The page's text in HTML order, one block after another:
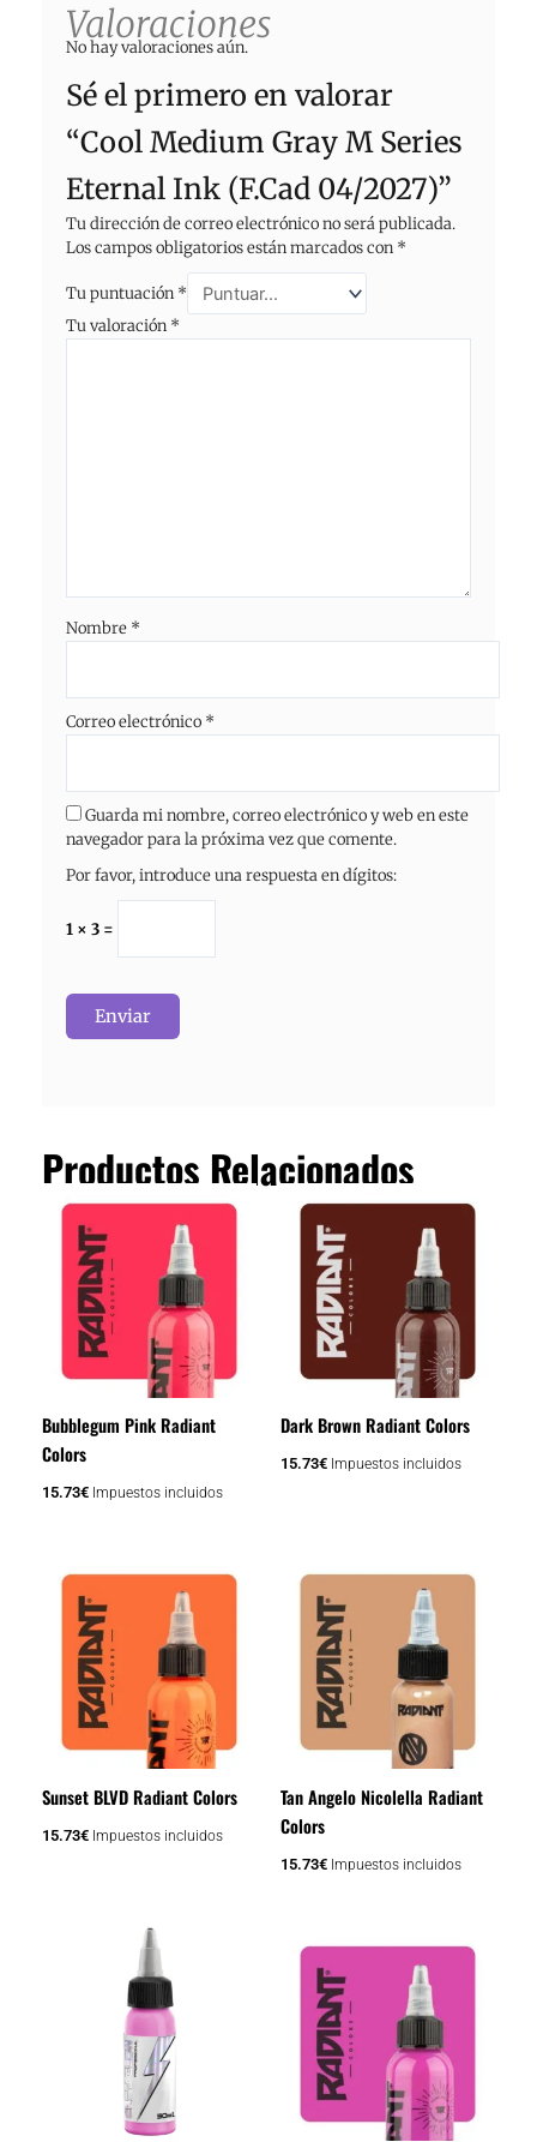
Valoraciones
No hay valoraciones aún.
Sé el primero en valorar
“Cool Medium Gray M Series
Eternal Ink (F.Cad 04/2027)”
Tu dirección de correo electrónico no será publicada.
Los campos obligatorios están marcados con *
Tu puntuación *
Tu valoración *
Nombre *
Correo electrónico *
Guarda mi nombre, correo electrónico y web en este
navegador para la próxima vez que comente.
Por favor, introduce una respuesta en dígitos:
1 × 3 =
Productos Relacionados
Bubblegum Pink Radiant
Colors
15.73€ Impuestos incluidos
Dark Brown Radiant Colors
15.73€ Impuestos incluidos
Sunset BLVD Radiant Colors
15.73€ Impuestos incluidos
Tan Angelo Nicolella Radiant
Colors
15.73€ Impuestos incluidos